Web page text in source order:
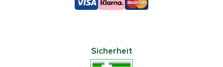
Sicherheit